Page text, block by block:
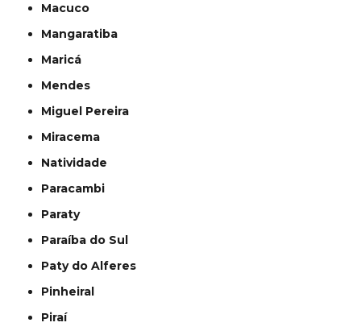
Macuco
Mangaratiba
Maricá
Mendes
Miguel Pereira
Miracema
Natividade
Paracambi
Paraty
Paraíba do Sul
Paty do Alferes
Pinheiral
Piraí